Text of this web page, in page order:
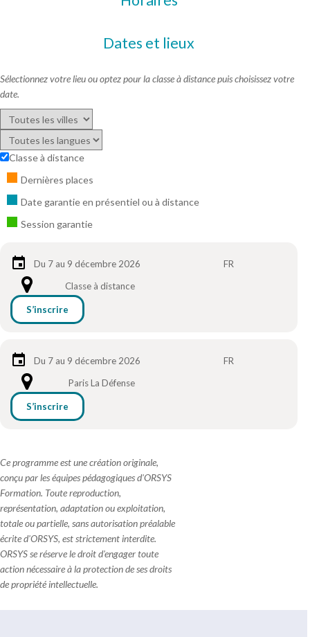
Dates et lieux
Sélectionnez votre lieu ou optez pour la classe à distance puis choisissez votre
date.
Classe à distance
Dernières places
Date garantie en présentiel ou à distance
Session garantie
Du 7 au 9 décembre 2026
FR
Classe à distance
S’inscrire
Du 7 au 9 décembre 2026
FR
Paris La Défense
S’inscrire
Ce programme est une création originale,
conçu par les équipes pédagogiques d'ORSYS
Formation. Toute reproduction,
représentation, adaptation ou exploitation,
totale ou partielle, sans autorisation préalable
écrite d'ORSYS, est strictement interdite.
ORSYS se réserve le droit d'engager toute
action nécessaire à la protection de ses droits
de propriété intellectuelle.